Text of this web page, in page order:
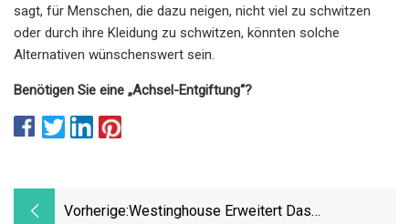
sagt, für Menschen, die dazu neigen, nicht viel zu schwitzen
oder durch ihre Kleidung zu schwitzen, könnten solche
Alternativen wünschenswert sein.
Benötigen Sie eine „Achsel-Entgiftung“?
Vorherige:Westinghouse Erweitert Das